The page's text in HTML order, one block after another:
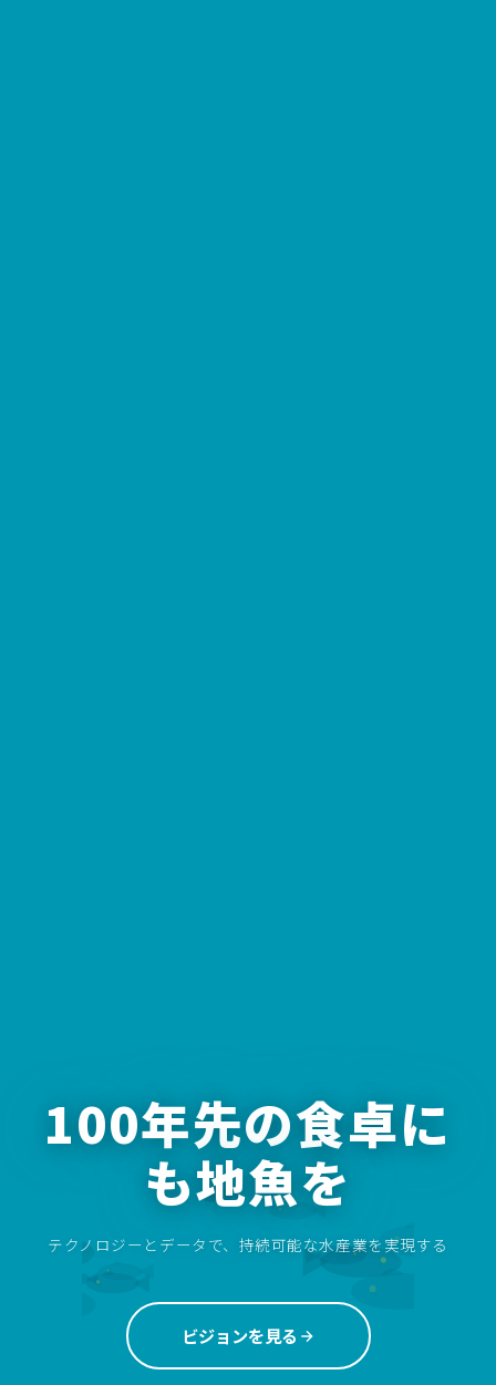
100年先の食卓に
も地魚を
テクノロジーとデータで、持続可能な水産業を実現する
ビジョンを見る